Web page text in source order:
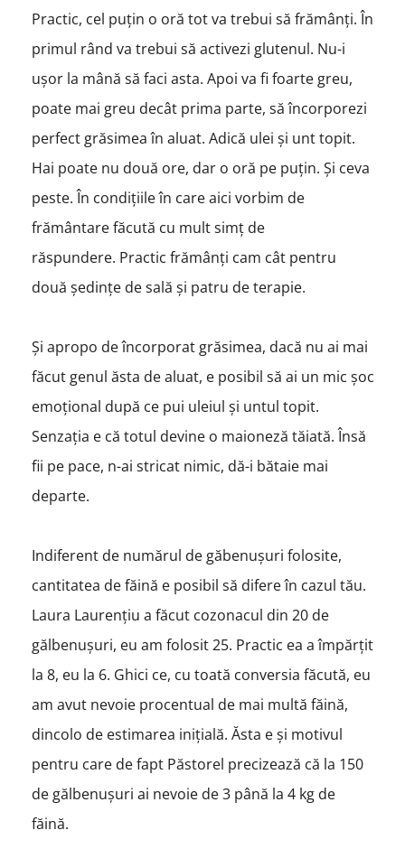
Practic, cel puțin o oră tot va trebui să frămânți. În
primul rând va trebui să activezi glutenul. Nu-i
ușor la mână să faci asta. Apoi va fi foarte greu,
poate mai greu decât prima parte, să încorporezi
perfect grăsimea în aluat. Adică ulei și unt topit.
Hai poate nu două ore, dar o oră pe puțin. Și ceva
peste. În condițiile în care aici vorbim de
frământare făcută cu mult simț de
răspundere. Practic frămânți cam cât pentru
două ședințe de sală și patru de terapie.
Și apropo de încorporat grăsimea, dacă nu ai mai
făcut genul ăsta de aluat, e posibil să ai un mic șoc
emoțional după ce pui uleiul și untul topit.
Senzația e că totul devine o maioneză tăiată. Însă
fii pe pace, n-ai stricat nimic, dă-i bătaie mai
departe.
Indiferent de numărul de găbenușuri folosite,
cantitatea de făină e posibil să difere în cazul tău.
Laura Laurențiu a făcut cozonacul din 20 de
gălbenușuri, eu am folosit 25. Practic ea a împărțit
la 8, eu la 6. Ghici ce, cu toată conversia făcută, eu
am avut nevoie procentual de mai multă făină,
dincolo de estimarea inițială. Ăsta e și motivul
pentru care de fapt Păstorel precizează că la 150
de gălbenușuri ai nevoie de 3 până la 4 kg de
făină.